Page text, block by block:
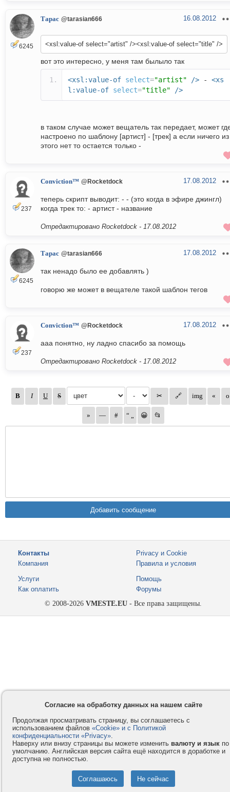
6245
Тарас @tarasian666 16.08.2012
<xsl:value-of select="artist" /><xsl:value-of select="title" />
вот это интересно, у меня там былыло так
<xsl:value-of select="artist" /> - <xs
l:value-of select="title" />
в таком случае может вещатель так передает, может
настроено по шаблону [артист] - [трек] а если ничего из
этого нет то остается только -
237
Conviction™ @Rocketdock 17.08.2012
теперь скрипт выводит: - - (это когда в эфире джингл)
когда трек то: - артист - название
Отредактировано Rocketdock - 17.08.2012
6245
Тарас @tarasian666 17.08.2012
так ненадо было ее добавлять )
говорю же может в вещателе такой шаблон тегов
237
Conviction™ @Rocketdock 17.08.2012
ааа понятно, ну ладно спасибо за помощь
Отредактировано Rocketdock - 17.08.2012
Контакты
Компания
Privacy и Cookie
Правила и условия
Услуги
Как оплатить
Помощь
Форумы
© 2008-2026 VMESTE.EU - Все права защищены.
Согласие на обработку данных на нашем сайте
Продолжая просматривать страницу, вы соглашаетесь с
использованием файлов «Cookie» и с Политикой
конфиденциальности «Privacy».
Наверху или внизу страницы вы можете изменить валюту и язык по
умолчанию. Английская версия сайта ещё находится в доработке и
доступна не полностью.